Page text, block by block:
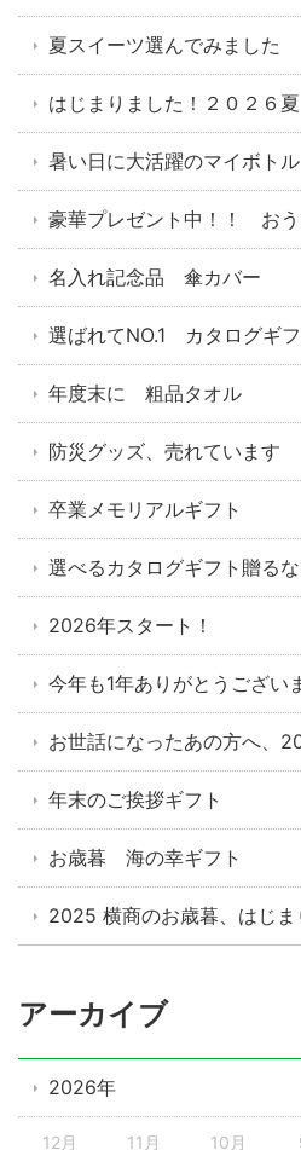
夏スイーツ選んでみました
はじまりました！２０２６
暑い日に大活躍のマイボトル
豪華プレゼント中！！ お
名入れ記念品 傘カバー
選ばれてNO.1 カタログギフ
年度末に 粗品タオル
防災グッズ、売れています
卒業メモリアルギフト
選べるカタログギフト贈る
2026年スタート！
今年も1年ありがとうござい
お世話になったあの方へ、
年末のご挨拶ギフト
お歳暮 海の幸ギフト
2025 横商のお歳暮、はじま
アーカイブ
2026年
12月 11月 10月